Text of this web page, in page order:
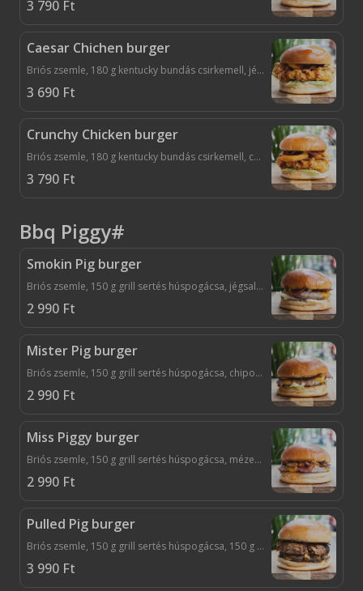
3 790 Ft
Caesar Chichen burger
Briós zsemle, 180 g kentucky bundás csirkemell, jégsaláta, gouda sajt, dupla caesar szósz, bacon
3 690 Ft
Crunchy Chicken burger
Briós zsemle, 180 g kentucky bundás csirkemell, cheddar szósz, bbq szósz, hagymakarika, saláta, savanyú uborka
3 790 Ft
Bbq Piggy#
Smokin Pig burger
Briós zsemle, 150 g grill sertés húspogácsa, jégsaláta, cheddar, bacon, dupla factory szósz, savanyú uborka
2 990 Ft
Mister Pig burger
Briós zsemle, 150 g grill sertés húspogácsa, chipotle mayo, cheddar, bacon, jalapenos
2 990 Ft
Miss Piggy burger
Briós zsemle, 150 g grill sertés húspogácsa, mézes mustáros szósz, grillezett gomba, dupla cheddar
2 990 Ft
Pulled Pig burger
Briós zsemle, 150 g grill sertés húspogácsa, 150 g tépett tarja, mézes mustáros szósz, karamellizált hagyma, cheddar, savanyú uborka
3 990 Ft